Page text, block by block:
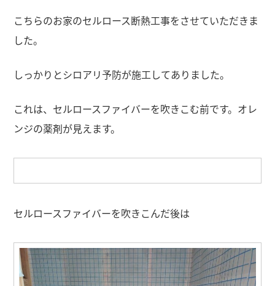
こちらのお家のセルロース断熱工事をさせていただきま
した。
しっかりとシロアリ予防が施工してありました。
これは、セルロースファイバーを吹きこむ前です。オレ
ンジの薬剤が見えます。
セルロースファイバーを吹きこんだ後は